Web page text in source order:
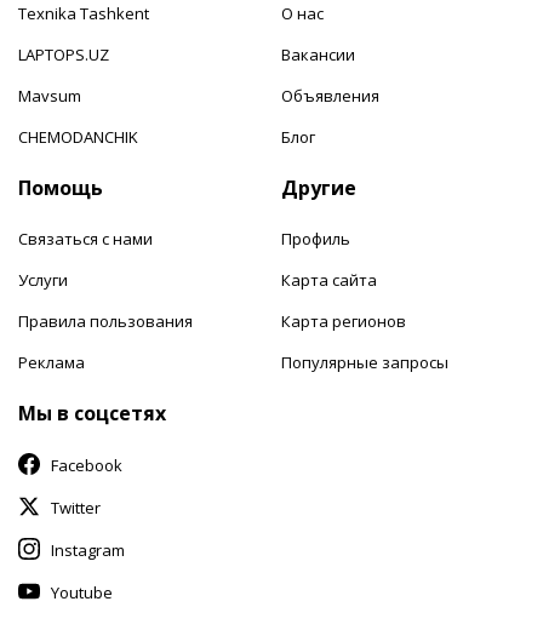
Texnika Tashkent
LAPTOPS.UZ
Mavsum
CHEMODANCHIK
О нас
Вакансии
Объявления
Блог
Помощь
Связаться с нами
Услуги
Правила пользования
Реклама
Другие
Профиль
Карта сайта
Карта регионов
Популярные запросы
Мы в соцсетях
Facebook
Twitter
Instagram
Youtube